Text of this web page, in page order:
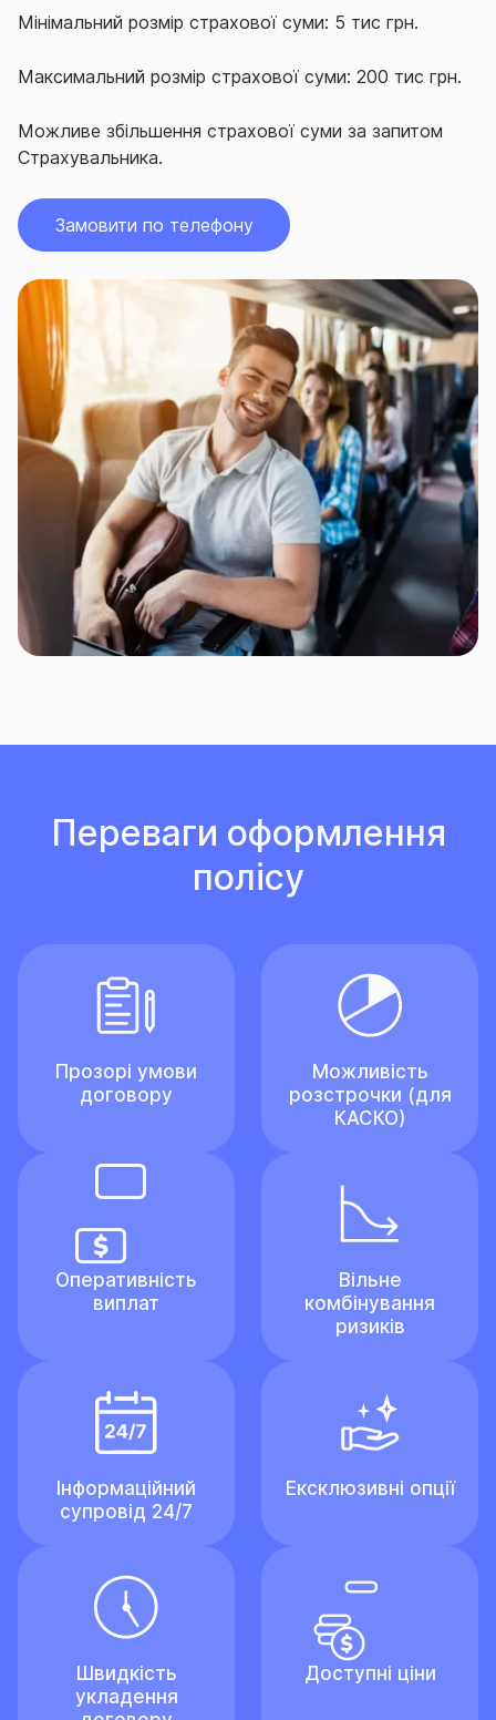
Мінімальний розмір страхової суми: 5 тис грн.
Максимальний розмір страхової суми: 200 тис грн.
Можливе збільшення страхової суми за запитом
Страхувальника.
Замовити по телефону
Переваги оформлення
полісу
Прозорі умови
договору
Можливість
розстрочки (для
КАСКО)
Оперативність
виплат
Вільне
комбінування
ризиків
Інформаційний
супровід 24/7
Ексклюзивні опції
Швидкість
укладення
Доступні ціни